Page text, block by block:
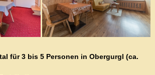
für 3 bis 5 Personen in Obergurgl (ca.